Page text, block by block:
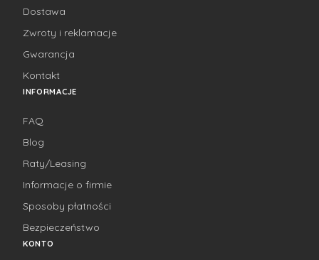
Dostawa
Zwroty i reklamacje
Gwarancja
Kontakt
INFORMACJE
FAQ
Blog
Raty/Leasing
Informacje o firmie
Sposoby płatności
Bezpieczeństwo
KONTO